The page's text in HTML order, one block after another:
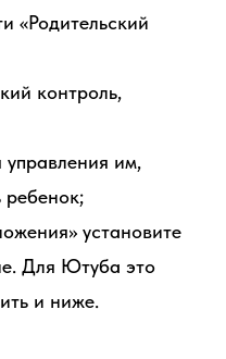
«Родительский
контроль,
им,
ребенок;
установите
Для Ютуба это
и ниже.